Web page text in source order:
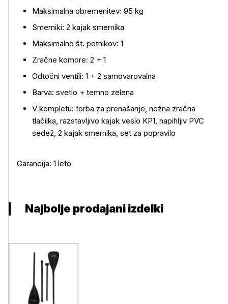
Maksimalna obremenitev: 95 kg
Smerniki: 2 kajak smernika
Maksimalno št. potnikov: 1
Zračne komore: 2 + 1
Odtočni ventili: 1 + 2 samovarovalna
Barva: svetlo + temno zelena
V kompletu: torba za prenašanje, nožna zračna
tlačilka, razstavljivo kajak veslo KP1, napihljiv PVC
sedež, 2 kajak smernika, set za popravilo
Garancija: 1 leto
Najbolje prodajani izdelki